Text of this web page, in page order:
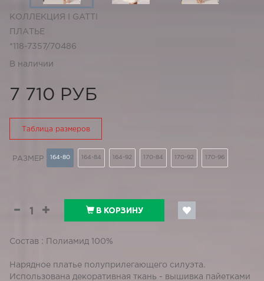
КОЛЛЕКЦИЯ I GATTI
ПЛАТЬЕ
*118-7357/70486
В наличии
7 710 РУБ
Таблица размеров
РАЗМЕР 164-80 164-84 164-92 170-84 170-92 170-96
В КОРЗИНУ
Состав : Полиамид 100%
Нарядное платье полуприлегающего силуэта.
Использована декоративная ткань - вышивка пайетками